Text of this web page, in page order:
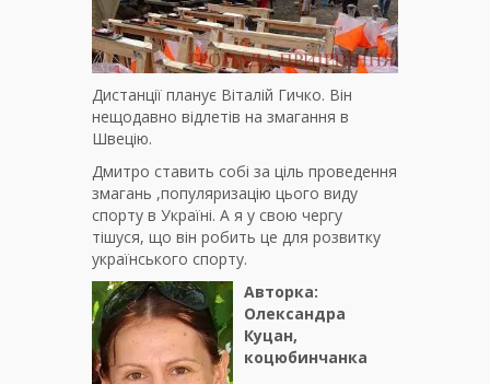
Дистанції планує Віталій Гичко. Він
нещодавно відлетів на змагання в
Швецію.
Дмитро ставить собі за ціль проведення
змагань ,популяризацію цього виду
спорту в Україні. А я у свою чергу
тішуся, що він робить це для розвитку
українського спорту.
Авторка:
Олександра
Куцан,
коцюбинчанка